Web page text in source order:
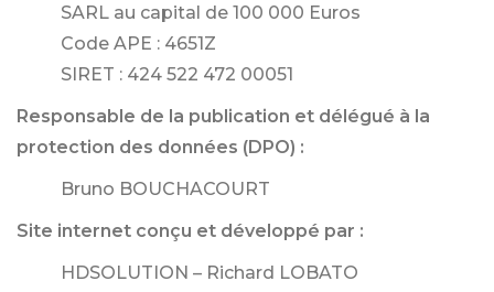
SARL au capital de 100 000 Euros
Code APE : 4651Z
SIRET : 424 522 472 00051
Responsable de la publication et délégué à la
protection des données (DPO) :
Bruno BOUCHACOURT
Site internet conçu et développé par :
HDSOLUTION – Richard LOBATO